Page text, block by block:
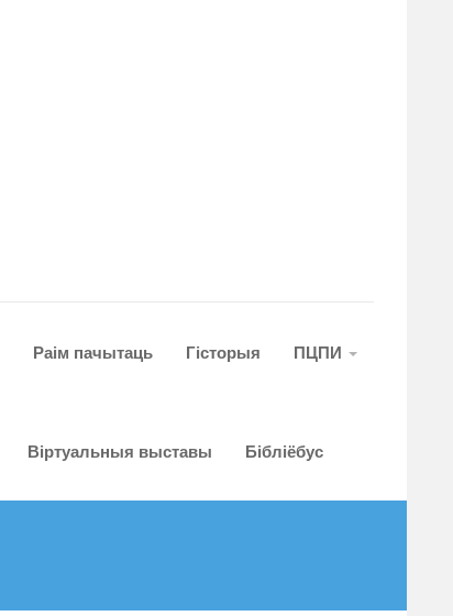
Раім пачытаць Гiсторыя ПЦПИ
Віртуальныя выставы Бібліёбус